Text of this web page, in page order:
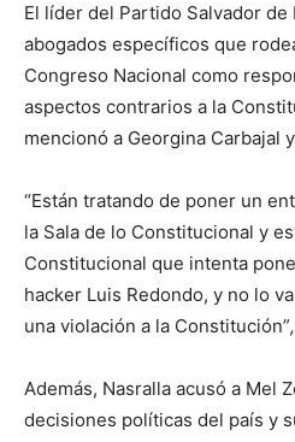
El líder del Partido Salvador de
abogados específicos que
Congreso Nacional como
aspectos contrarios a la
mencionó a Georgina Carbajal
“Están tratando de poner un
la Sala de lo Constitucional y
Constitucional que intenta
hacker Luis Redondo, y no lo
una violación a la Constitución”
Además, Nasralla acusó a Mel
decisiones políticas del país y